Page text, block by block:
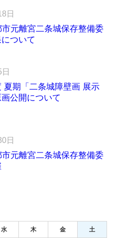
日
元離宮二条城保存整備委
ついて
夏期「二条城障壁画 展示
公開について
日
元離宮二条城保存整備委
水 木 金 土